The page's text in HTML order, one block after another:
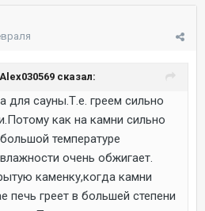
сказал:
для сауны.Т.е. греем сильно
как на камни сильно
температуре
очень обжигает.
каменку,когда камни
печь греет в большей степени